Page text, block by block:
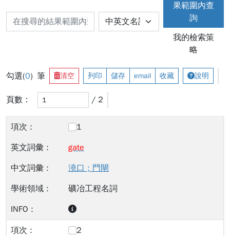
果範圍內查
詢
我的檢索策
略
勾選(0) 筆 清空 列印 儲存 email 收藏 說明
頁數： / 2
1
gate
澆口 ; 門閘
礦冶工程名詞
2